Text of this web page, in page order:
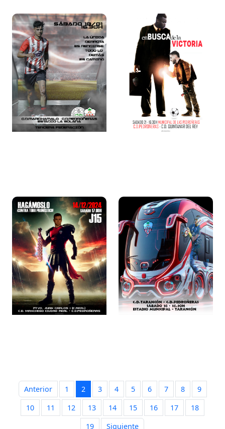
Anterior 1 2 3 4 5 6 7 8
9
10
11 12 13 14 15 16 17
18
19
Siguiente